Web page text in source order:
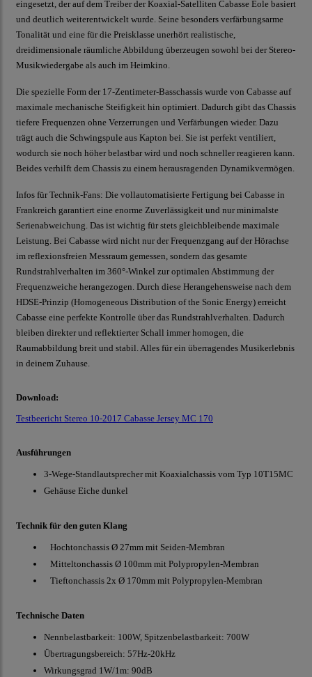
eingesetzt, der auf dem Treiber der Koaxial-Satelliten Cabasse Eole basiert
und deutlich weiterentwickelt wurde. Seine besonders verfärbungsarme
Tonalität und eine für die Preisklasse unerhört realistische,
dreidimensionale räumliche Abbildung überzeugen sowohl bei der Stereo-
Musikwiedergabe als auch im Heimkino.
Die spezielle Form der 17-Zentimeter-Basschassis wurde von Cabasse auf
maximale mechanische Steifigkeit hin optimiert. Dadurch gibt das Chassis
tiefere Frequenzen ohne Verzerrungen und Verfärbungen wieder. Dazu
trägt auch die Schwingspule aus Kapton bei. Sie ist perfekt ventiliert,
wodurch sie noch höher belastbar wird und noch schneller reagieren kann.
Beides verhilft dem Chassis zu einem herausragenden Dynamikvermögen.
Infos für Technik-Fans: Die vollautomatisierte Fertigung bei Cabasse in
Frankreich garantiert eine enorme Zuverlässigkeit und nur minimalste
Serienabweichung. Das ist wichtig für stets gleichbleibende maximale
Leistung. Bei Cabasse wird nicht nur der Frequenzgang auf der Hörachse
im reflexionsfreien Messraum gemessen, sondern das gesamte
Rundstrahlverhalten im 360°-Winkel zur optimalen Abstimmung der
Frequenzweiche herangezogen. Durch diese Herangehensweise nach dem
HDSE-Prinzip (Homogeneous Distribution of the Sonic Energy) erreicht
Cabasse eine perfekte Kontrolle über das Rundstrahlverhalten. Dadurch
bleiben direkter und reflektierter Schall immer homogen, die
Raumabbildung breit und stabil. Alles für ein überragendes Musikerlebnis
in deinem Zuhause.
Download:
Testbeericht Stereo 10-2017 Cabasse Jersey MC 170
Ausführungen
3-Wege-Standlautsprecher mit Koaxialchassis vom Typ 10T15MC
Gehäuse Eiche dunkel
Technik für den guten Klang
Hochtonchassis Ø 27mm mit Seiden-Membran
Mitteltonchassis Ø 100mm mit Polypropylen-Membran
Tieftonchassis 2x Ø 170mm mit Polypropylen-Membran
Technische Daten
Nennbelastbarkeit: 100W, Spitzenbelastbarkeit: 700W
Übertragungsbereich: 57Hz-20kHz
Wirkungsgrad 1W/1m: 90dB